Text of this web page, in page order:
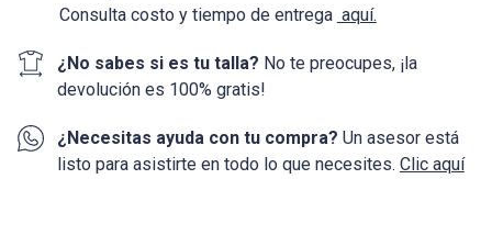
Consulta costo y tiempo de entrega aquí.
¿No sabes si es tu talla? No te preocupes, ¡la
devoluciónes 100% gratis!
¿Necesitas ayuda con tu compra? Un asesor está
listo para asistirte en todo lo que necesites. Clic aquí